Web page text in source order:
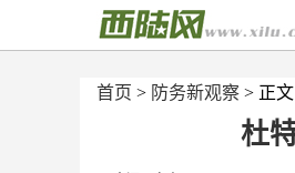
首页 > 防务新观察 > 正文
杜